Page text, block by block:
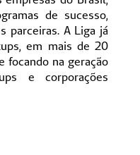
de sucesso,
parceiras. A Liga já
em mais de 20
focando na geração
e corporações